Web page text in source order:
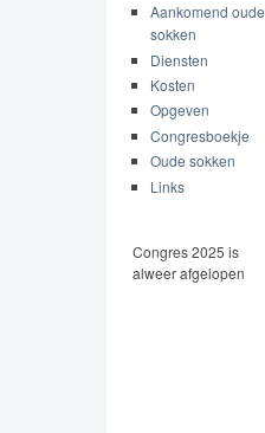
Aankomend oude
sokken
Diensten
Kosten
Opgeven
Congresboekje
Oude sokken
Links
Congres 2025 is
alweer afgelopen